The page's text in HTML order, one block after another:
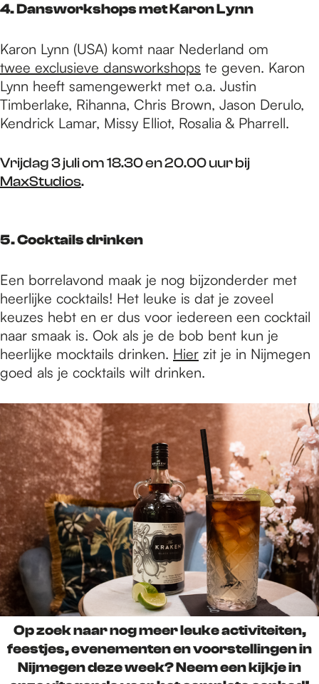
4.Dansworkshops met Karon Lynn
Karon Lynn (USA) komt naar Nederland om
twee exclusieve dansworkshops te geven. Karon
Lynn heeft samengewerkt met o.a. Justin
Timberlake, Rihanna, Chris Brown, Jason Derulo,
Kendrick Lamar, Missy Elliot, Rosalia & Pharrell.
Vrijdag 3 juli om 18.30 en 20.00 uur bij
MaxStudios.
5. Cocktails drinken
Een borrelavond maak je nog bijzonderder met
heerlijke cocktails! Het leuke is dat je zoveel
keuzes hebt en er dus voor iedereen een cocktail
naar smaak is. Ook als je de bob bent kun je
heerlijke mocktails drinken. Hier zit je in Nijmegen
goed als je cocktails wilt drinken.
Op zoek naar nog meer leuke activiteiten,
feestjes, evenementen en voorstellingen in
Nijmegen deze week? Neem een kijkje in